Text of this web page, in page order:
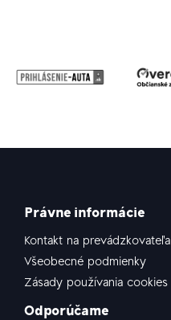
Právne informácie
Kontakt na prevádzkovateľa
Všeobecné podmienky
Zásady používania cookies
Odporúčame